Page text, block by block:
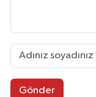
Gönder